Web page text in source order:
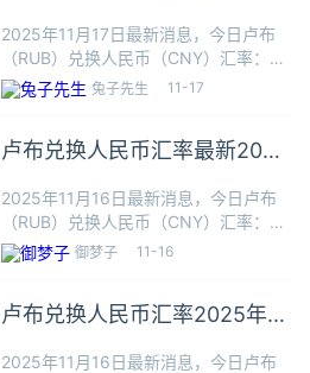
2025年11月17日最新消息，今日卢布
（RUB）兑换人民币（CNY）汇率：1
卢布≈0.0880人民币，根据今日汇率1
卢布可以兑换0.0880人民币，本站数
为准。卢布
兔子先生 11-17
卢布兑换人民币汇率最新2025
2025年11月16日最新消息，今日卢布
（RUB）兑换人民币（CNY）汇率：1
卢布≈0.0880人民币，根据今日汇率1
卢布可以兑换0.0880人民币，本站数
为准。卢布
御梦子 11-16
卢布兑换人民币汇率2025年11
2025年11月16日最新消息，今日卢布